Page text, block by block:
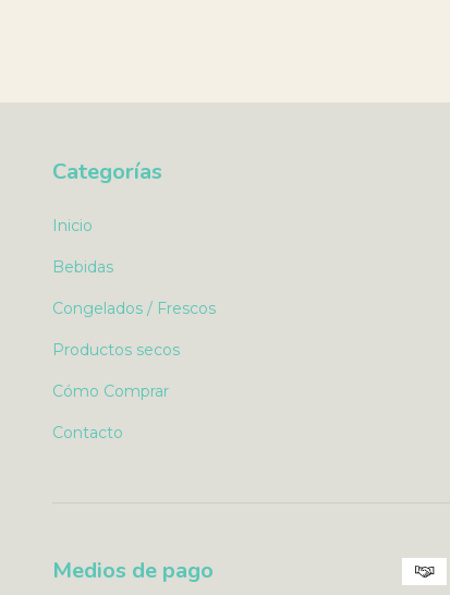
Categorías
Inicio
Bebidas
Congelados / Frescos
Productos secos
Cómo Comprar
Contacto
Medios de pago